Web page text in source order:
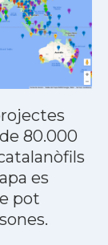
80.000
es
pot